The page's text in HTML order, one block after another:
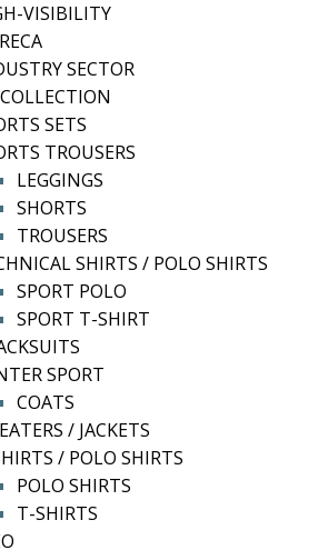
VISIBILITY
SECTOR
SETS
TROUSERS
LEGGINGS
SHORTS
TROUSERS
SHIRTS / POLO SHIRTS
SPORT POLO
SPORT T-SHIRT
SPORT
COATS
/ JACKETS
/ POLO SHIRTS
POLO SHIRTS
T-SHIRTS